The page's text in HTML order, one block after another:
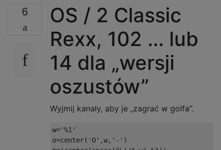
6
OS / 2 Classic
Rexx, 102 ... lub
14 dla „wersji
oszustów”
Wyjmij kanały, aby je „zagrać w golfa”.
w='%1'
o=center('O',w,'-')